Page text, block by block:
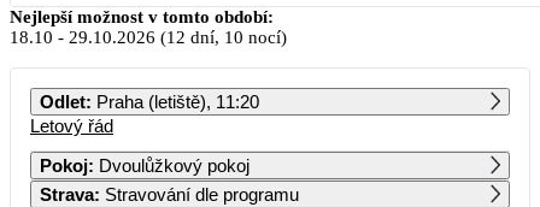
Říjen 2026
PO ÚT ST ČT PÁ SO NE
5 6 7 8
Nejlepší možnost v tomto období:
18.10 - 29.10.2026 (12 dní, 10 nocí)
Odlet: Praha (letiště), 11:20
Letový řád
Pokoj: Dvoulůžkový pokoj
Strava: Stravování dle programu